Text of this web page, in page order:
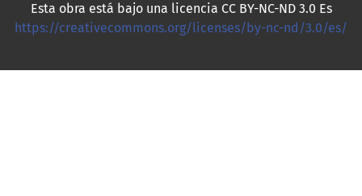
Esta obra está bajo una licencia CC BY-NC-ND 3.0 Es
https://creativecommons.org/licenses/by-nc-nd/3.0/es/